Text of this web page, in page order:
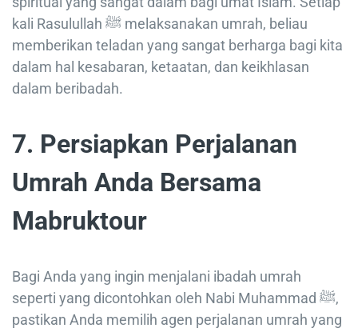
kali Rasulullah ﷺ melaksanakan umrah, beliau
memberikan teladan yang sangat berharga bagi kita
dalam hal kesabaran, ketaatan, dan keikhlasan
dalam beribadah.
7. Persiapkan Perjalanan
Umrah Anda Bersama
Mabruktour
Bagi Anda yang ingin menjalani ibadah umrah
seperti yang dicontohkan oleh Nabi Muhammad ﷺ,
pastikan Anda memilih agen perjalanan umrah yang